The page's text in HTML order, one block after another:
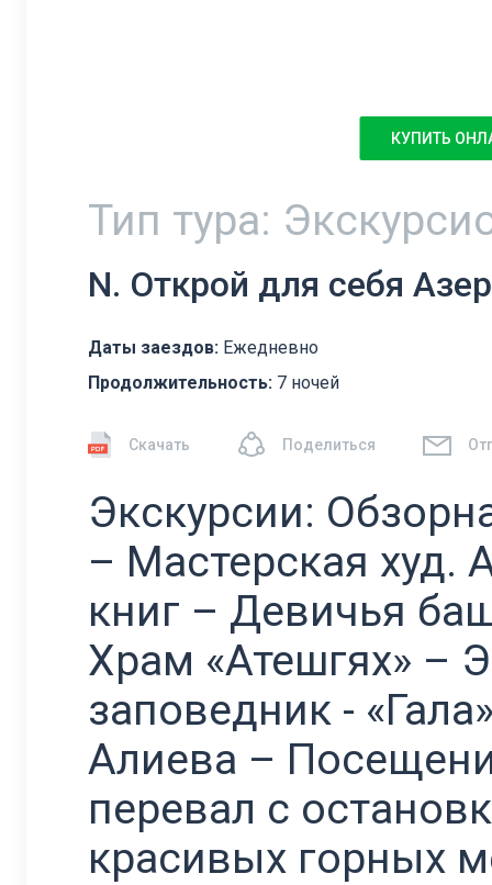
КУПИТЬ
Тип тура:
N. Открой для себя
Даты заездов: Ежедневно
Продолжительность: 7 ночей
Скачать Поделиться
Экскурсии:
– Мастерская
книг – Девичья
Храм «Атешгях» –
заповедник -
Алиева –
перевал с
красивых горных